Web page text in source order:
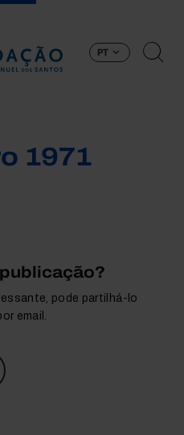
PT
1971
pode partilhá-lo
email.